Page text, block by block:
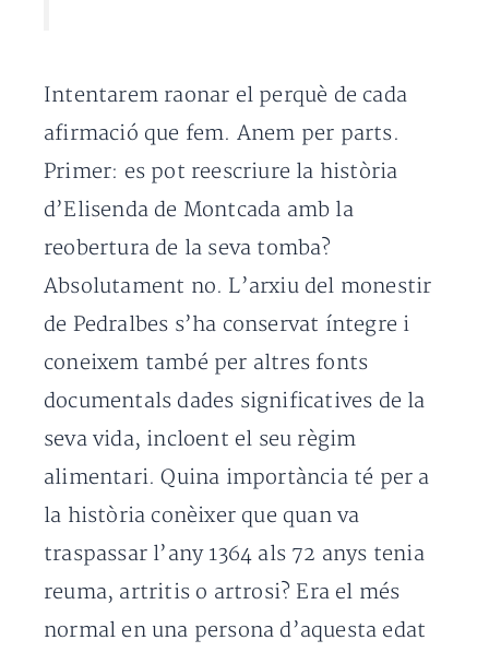
Intentarem raonar el perquè de cada
afirmació que fem. Anem per parts.
Primer: es pot reescriure la història
d’Elisenda de Montcada amb la
reobertura de la seva tomba?
Absolutament no. L’arxiu del monestir
de Pedralbes s’ha conservat íntegre i
coneixem també per altres fonts
documentals dades significatives de la
seva vida, incloent el seu règim
alimentari. Quina importància té per a
la història conèixer que quan va
traspassar l’any 1364 als 72 anys tenia
reuma, artritis o artrosi? Era el més
normal en una persona d’aquesta edat